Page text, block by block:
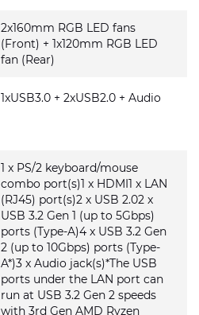
2x160mm RGB LED fans
(Front) + 1x120mm RGB LED
fan (Rear)
1xUSB3.0 + 2xUSB2.0 + Audio
1 x PS/2 keyboard/mouse
combo port(s)1 x HDMI1 x LAN
(RJ45) port(s)2 x USB 2.02 x
USB 3.2 Gen 1 (up to 5Gbps)
ports (Type-A)4 x USB 3.2 Gen
2 (up to 10Gbps) ports (Type-
A*)3 x Audio jack(s)*The USB
ports under the LAN port can
run at USB 3.2 Gen 2 speeds
with 3rd Gen AMD Ryzen